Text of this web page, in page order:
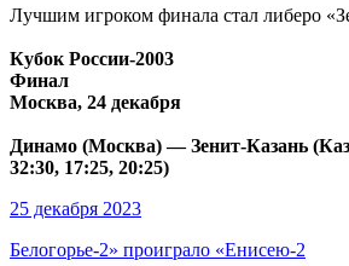
Лучшим игроком финала стал либеро
Кубок России-2003
Финал
Москва, 24 декабря
Динамо (Москва) — Зенит-Казань
32:30, 17:25, 20:25)
25 декабря 2023
Белогорье-2» проиграло «Енисею-2